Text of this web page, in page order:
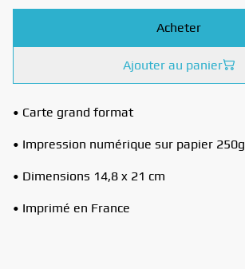
Acheter
Ajouter au panier
• Carte grand format
• Impression numérique sur papier 250g
• Dimensions 14,8 x 21 cm
• Imprimé en France